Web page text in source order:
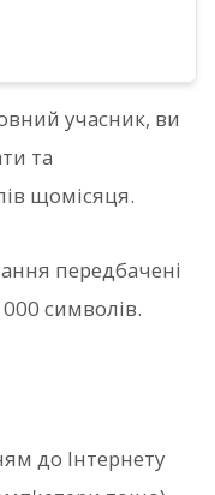
учасник, ви
та
щомісяця.
передбачені
символів.
до Інтернету